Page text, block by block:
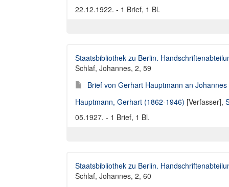
22.12.1922. - 1 Brief, 1 Bl.
Staatsbibliothek zu Berlin.
Schlaf, Johannes, 2, 59
Brief von Gerhart Hauptmann an
Hauptmann, Gerhart (1862-1946) [Verfasser],
05.1927. - 1 Brief, 1 Bl.
Staatsbibliothek zu Berlin.
Schlaf, Johannes, 2, 60